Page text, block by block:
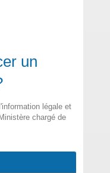
un
légale et
chargé de